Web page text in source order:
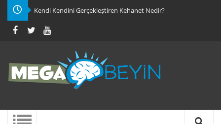
Kendi Kendini Gerçekleştiren Kehanet Nedir?